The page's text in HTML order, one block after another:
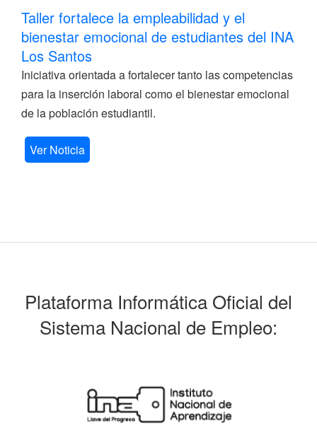
Taller fortalece la empleabilidad y el
bienestar emocional de estudiantes del INA
Los Santos
Iniciativa orientada a fortalecer tanto las competencias
para la inserción laboral como el bienestar emocional
de la población estudiantil.
Ver Noticia
Plataforma Informática Oficial del
Sistema Nacional de Empleo: